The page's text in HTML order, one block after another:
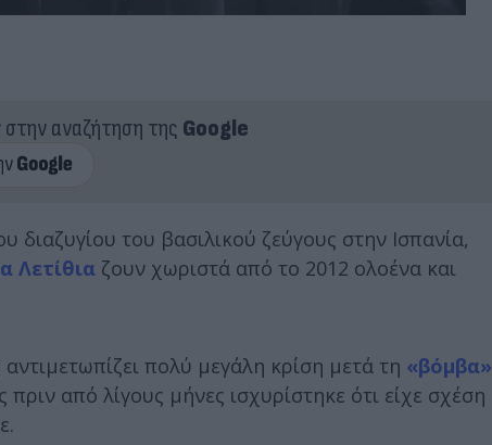
στην αναζήτηση της Google
του βασιλικού ζεύγους στην Ισπανία,
Λετίθια ζουν χωριστά από το 2012 ολοένα και
πολύ μεγάλη κρίση μετά τη «βόμβα»
από λίγους μήνες ισχυρίστηκε ότι είχε σχέση